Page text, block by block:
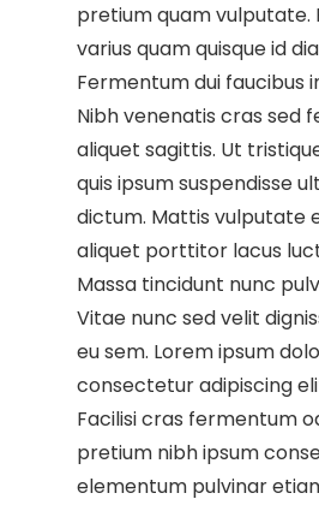
pretium quam vulputate.
varius quam quisque id
Fermentum dui faucibus
Nibh venenatis cras sed
aliquet sagittis. Ut
quis ipsum suspendisse
dictum. Mattis vulputate
aliquet porttitor lacus
Massa tincidunt nunc
Vitae nunc sed velit
eu sem. Lorem ipsum
consectetur adipiscing
Facilisi cras fermentum
pretium nibh ipsum
elementum pulvinar